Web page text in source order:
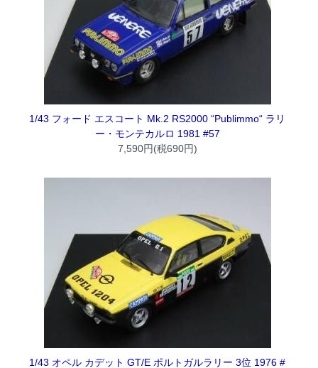
1/43 フォード エスコート Mk.2 RS2000 “Publimmo“ ラリ
ー・モンテカルロ 1981 #57
7,590円(税690円)
1/43 オペル カデット GT/E ポルトガルラリー 3位 1976 #